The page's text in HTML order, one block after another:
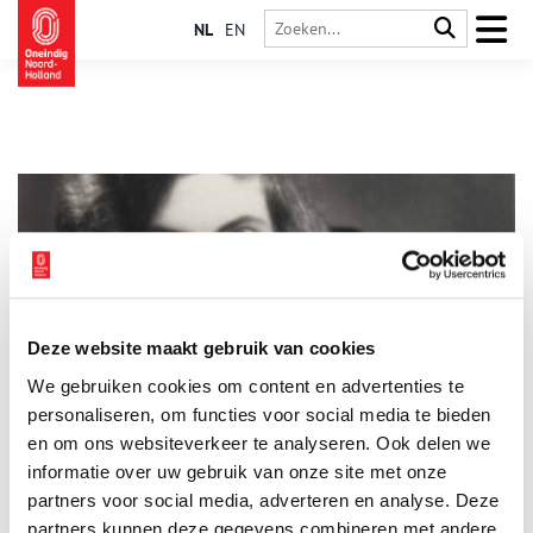
Deze website maakt gebruik van cookies
We gebruiken cookies om content en advertenties te
personaliseren, om functies voor social media te bieden
en om ons websiteverkeer te analyseren. Ook delen we
informatie over uw gebruik van onze site met onze
partners voor social media, adverteren en analyse. Deze
partners kunnen deze gegevens combineren met andere
NL EN
Bosmans
Ook vrouwen componeren. Enkele bekende Nederlandse
vrouwelijke componisten zijn Anne-Maartje Lemereis, Calliope
Tsoupaki (beide Componist des Vaderlands) en Christina Viola
Oorebeek. Maar ook Caroline Berkenbosch, Lavinia Meijer,
Mathilde Wantenaar of Sarah Neutkens. En er zijn nog zo veel
meer namen. Wat een positieve ontwikkeling is, is dat er ook